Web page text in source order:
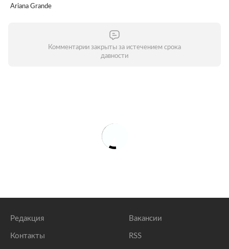
Ariana Grande
Комментарии закрыты за истечением срока
давности
Редакция
Контакты
Вакансии
RSS